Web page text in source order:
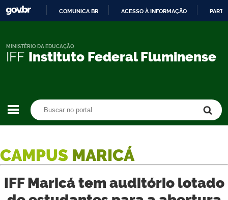
CONTEÚDO
COMUNICA BR ACESSO À INFORMAÇÃO
IFF Instituto Federal Fluminense
MINISTÉRIO DA EDUCAÇÃO
CAMPUS MARICÁ
IFF Maricá tem auditório lotado